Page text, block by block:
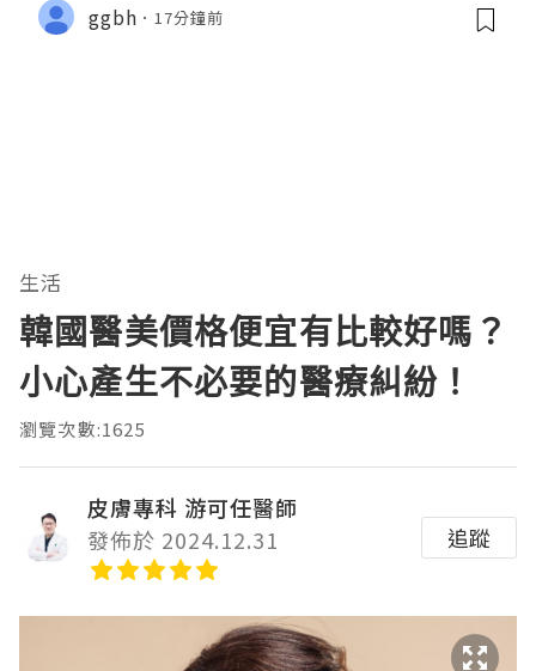
ggbh 17分鐘前
生活
韓國醫美價格便宜有比較好嗎？
小心產生不必要的醫療糾紛！
瀏覽次數:1625
皮膚專科 游可任醫師
發佈於 2024.12.31
追蹤